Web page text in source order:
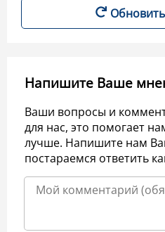
Напишите Ваше
Ваши вопросы и
для нас, это помогает
лучше. Напишите нам
постараемся ответить